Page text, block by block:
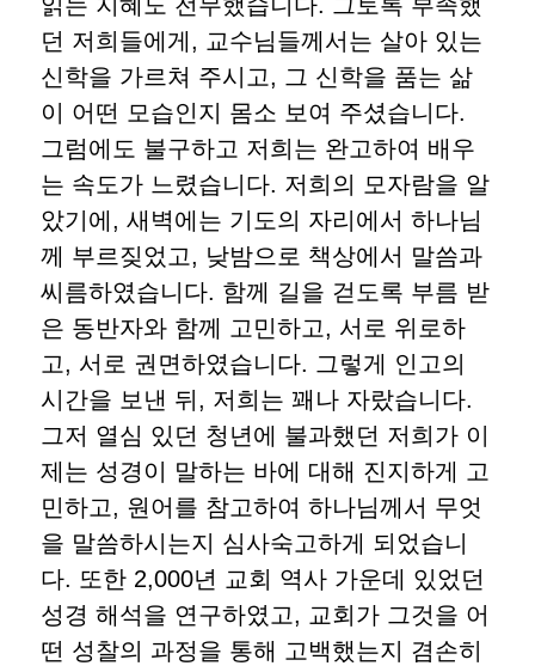
던 저희들에게, 교수님들께서는 살아 있는
신학을 가르쳐 주시고, 그 신학을 품는 삶
이 어떤 모습인지 몸소 보여 주셨습니다.
그럼에도 불구하고 저희는 완고하여 배우
는 속도가 느렸습니다. 저희의 모자람을 알
았기에, 새벽에는 기도의 자리에서 하나님
께 부르짖었고, 낮밤으로 책상에서 말씀과
씨름하였습니다. 함께 길을 걷도록 부름 받
은 동반자와 함께 고민하고, 서로 위로하
고, 서로 권면하였습니다. 그렇게 인고의
시간을 보낸 뒤, 저희는 꽤나 자랐습니다.
그저 열심 있던 청년에 불과했던 저희가 이
제는 성경이 말하는 바에 대해 진지하게 고
민하고, 원어를 참고하여 하나님께서 무엇
을 말씀하시는지 심사숙고하게 되었습니
다. 또한 2,000년 교회 역사 가운데 있었던
성경 해석을 연구하였고, 교회가 그것을 어
떤 성찰의 과정을 통해 고백했는지 겸손히